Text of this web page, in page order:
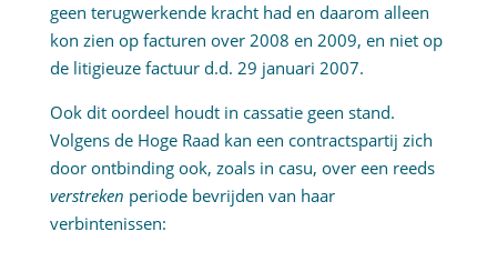
geen terugwerkende kracht had en daarom alleen
kon zien op facturen over 2008 en 2009, en niet op
de litigieuze factuur d.d. 29 januari 2007.
Ook dit oordeel houdt in cassatie geen stand.
Volgens de Hoge Raad kan een contractspartij zich
door ontbinding ook, zoals in casu, over een reeds
verstreken periode bevrijden van haar
verbintenissen: